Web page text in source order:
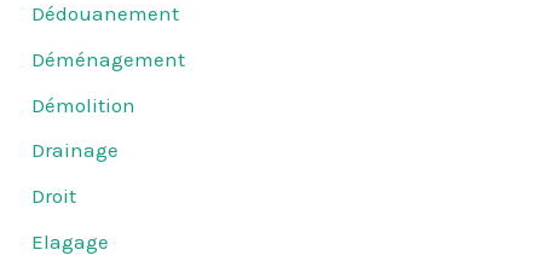
Dédouanement
Déménagement
Démolition
Drainage
Droit
Elagage